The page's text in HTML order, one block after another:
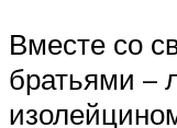
Вместе со
братьями –